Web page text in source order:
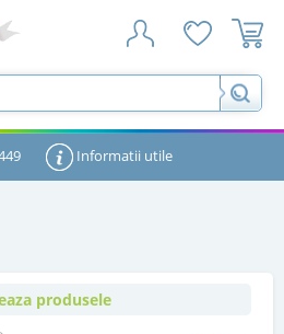
Informatii utile
produsele